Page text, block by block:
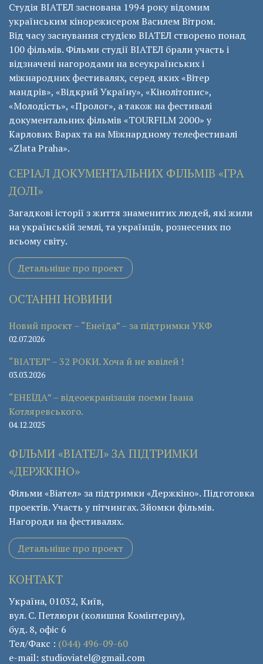
Студія ВІАТЕЛ заснована 1994 року відомим
українським кінорежисером Василем Вітром.
Від часу заснування студією ВІАТЕЛ створено понад
100 фільмів. Фільми студії ВІАТЕЛ брали участь і
відзначені нагородами на всеукраїнських і
міжнародних фестивалях, серед яких «Вітер
мандрів», «Відкрий Україну», «Кінолітопис»,
«Молодість», «Пролог», а також на фестивалі
документальних фільмів «ТОURFILM 2000» у
Карлових Варах та на Міжнардному телефестивалі
«Zlata Praha».
СЕРІАЛ ДОКУМЕНТАЛЬНИХ ФІЛЬМІВ «ГРА
ДОЛІ»
Загадкові історії з життя знаменитих людей, які жили
на українській землі, та українців, рознесених по
всьому світу.
Детальніше про проект
ОСТАННІ НОВИНИ
Новий проєкт – “Енеїда” – за підтримки УКФ
02.07.2026
“ВІАТЕЛ” – 32 РОКИ. Хоча й не ювілей !
03.03.2026
“ЕНЕЇДА” – відеоекранізація поеми Івана
Котляревського.
04.12.2025
ФІЛЬМИ «ВІАТЕЛ» ЗА ПІДТРИМКИ
«ДЕРЖКІНО»
Фільми «Віател» за підтримки «Держкіно». Підготовка
проектів. Участь у пітчингах. Зйомки фільмів.
Нагороди на фестивалях.
Детальніше про проект
КОНТАКТ
Україна, 01032, Київ,
вул. С. Петлюри (колишня Комінтерну),
буд. 8, офіс 6
Тел/Факс : (044) 496-09-60
e-mail: studioviatel@gmail.com